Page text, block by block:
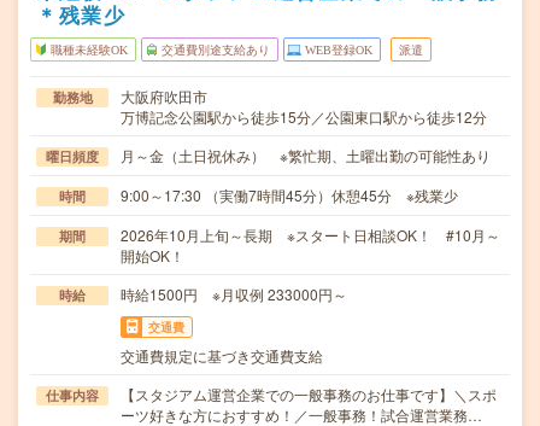
＊残業少
職種未経験OK 交通費別途支給あり WEB登録OK 派遣
勤務地
大阪府吹田市
万博記念公園駅から徒歩15分／公園東口駅から徒歩12分
曜日頻度 月～金（土日祝休み） ※繁忙期、土曜出勤の可能性あり
時間 9:00～17:30 （実働7時間45分）休憩45分 ※残業少
期間
2026年10月上旬～長期 ※スタート日相談OK！ #10月～
開始OK！
時給 時給1500円 ※月収例 233000円～
交通費
交通費規定に基づき交通費支給
仕事内容
【スタジアム運営企業での一般事務のお仕事です】＼スポ
ーツ好きな方におすすめ！／一般事務！試合運営業務…